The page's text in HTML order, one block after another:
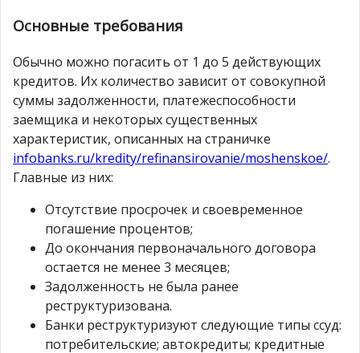
Основные требования
Обычно можно погасить от 1 до 5 действующих
кредитов. Их количество зависит от совокупной
суммы задолженности, платежеспособности
заемщика и некоторых существенных
характеристик, описанных на страничке
infobanks.ru/kredity/refinansirovanie/moshenskoe/.
Главные из них:
Отсутствие просрочек и своевременное
погашение процентов;
До окончания первоначального договора
остается не менее 3 месяцев;
Задолженность не была ранее
реструктуризована.
Банки реструктуризуют следующие типы ссуд:
потребительские; автокредиты; кредитные